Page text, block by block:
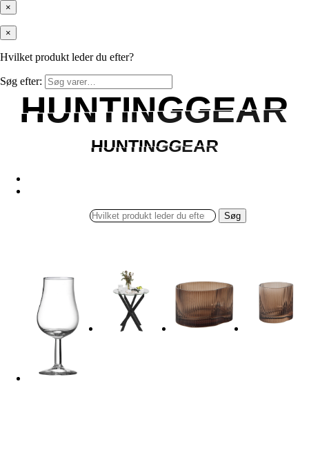
×
×
Hvilket produkt leder du efter?
Søg efter:
HUNTINGGEAR
HUNTINGGEAR
HUNTINGGEAR
HUNTINGGEAR
Søg